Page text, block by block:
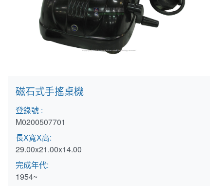
(1950)供不應求
(1960)跨入太空通信
(1980)多變的年代
(1990)電信大競爭
迎向新世紀
相關網站
方賢齊先生大事記
追思影片(另開新視窗)
磁石式手搖桌機
登錄號 :
M0200507701
長X寬X高:
29.00x21.00x14.00
完成年代:
1954~